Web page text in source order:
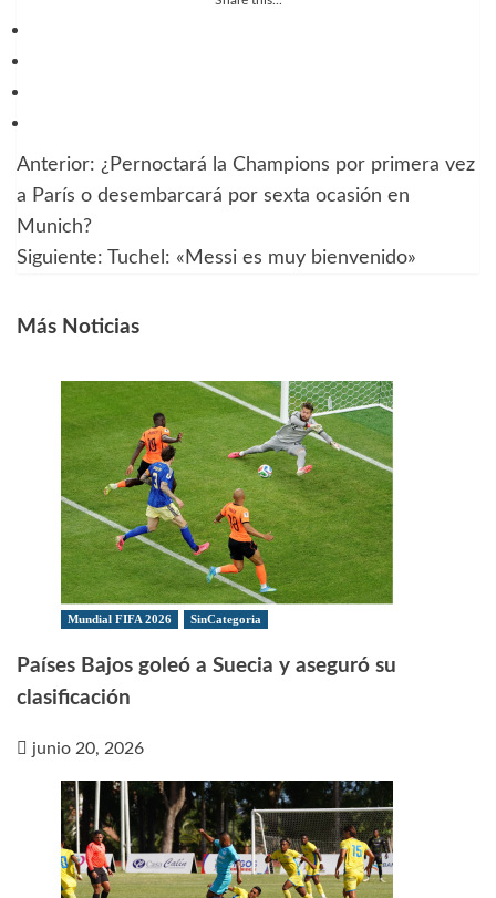
Navegación
de
entradas
Anterior: ¿Pernoctará la Champions por primera vez
a París o desembarcará por sexta ocasión en
Munich?
Siguiente: Tuchel: «Messi es muy bienvenido»
Más Noticias
Mundial FIFA 2026 SinCategoria
Países Bajos goleó a Suecia y aseguró su
clasificación
junio 20, 2026